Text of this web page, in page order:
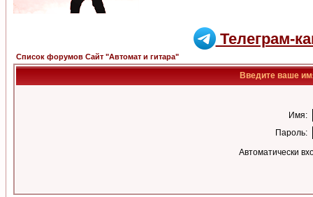
Телеграм-
Список форумов Сайт "Автомат и гитара"
Введите ваше
Имя:
Пароль:
Автоматически